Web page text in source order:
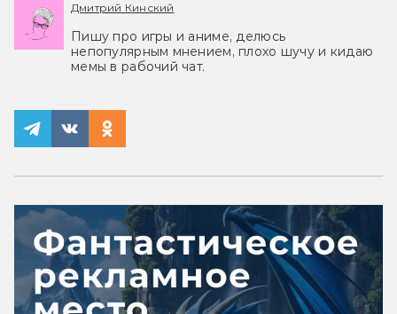
Дмитрий Кинский
Пишу про игры и аниме, делюсь
непопулярным мнением, плохо шучу и кидаю
мемы в рабочий чат.